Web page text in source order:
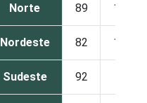
Norte 89 11
Nordeste 82 18
Sudeste 92